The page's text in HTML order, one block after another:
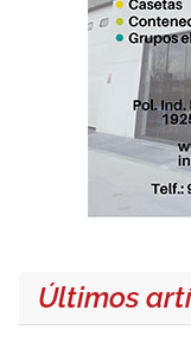
Últimos